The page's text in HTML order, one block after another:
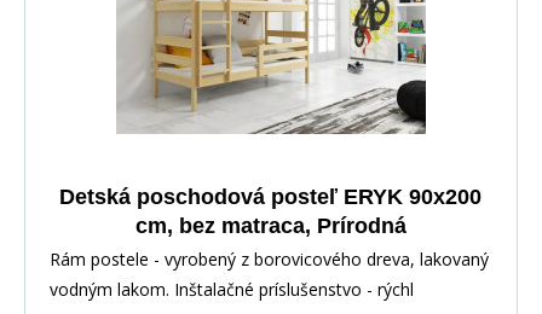
Detská poschodová posteľ ERYK 90x200
cm, bez matraca, Prírodná
Rám postele - vyrobený z borovicového dreva, lakovaný
vodným lakom. Inštalačné príslušenstvo - rýchl